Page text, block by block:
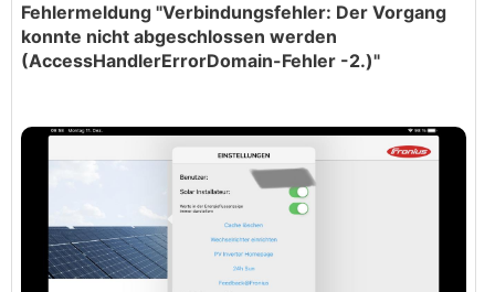
Fehlermeldung "Verbindungsfehler: Der Vorgang
konnte nicht abgeschlossen werden
(AccessHandlerErrorDomain-Fehler -2.)"